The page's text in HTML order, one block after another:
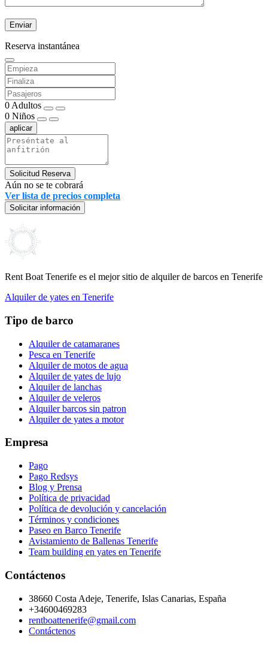
Reserva instantánea
0 Adultos
0 Niños
aplicar
Solicitud Reserva
Aún no se te cobrará
Ver lista de precios completa
Solicitar información
Rent Boat Tenerife es el mejor sitio de alquiler de barcos en Tenerife
Alquiler de yates en Tenerife
Tipo de barco
Alquiler de catamaranes
Pesca en Tenerife
Alquiler de motos de agua
Alquiler de yates de lujo
Alquiler de lanchas
Alquiler de veleros
Alquiler barcos sin patron
Alquiler de yates a motor
Empresa
Pago
Pago Redsys
Blog y Prensa
Política de privacidad
Política de devolución y cancelación
Términos y condiciones
Paseo en Barco Tenerife
Avistamiento de Ballenas Tenerife
Team building en yates en Tenerife
Contáctenos
38660 Costa Adeje, Tenerife, Islas Canarias, España
+34600469283
rentboattenerife@gmail.com
Contáctenos